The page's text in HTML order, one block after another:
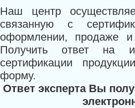
Наш центр
связанную с
оформлении, продаже и
Получить ответ на
сертификации
форму.
Ответ эксперта Вы